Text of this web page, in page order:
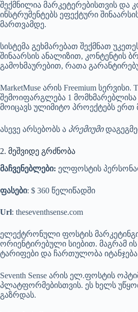
შექმნილია მარკეტერებისთვის და
ინსტრუმენტებს ეფექტური
მართვამდე.
სისტემა გეხმარებათ შექმნათ
შინაარსის ანალიზით, კონტენტის
გამოხმაურებით, რათა
MarketMuse არის Freemium სერვისი.
შემოიფარგლება 1
მოიცავს ულიმიტო პროექტებს ერთ
ასევე არსებობს ა პრემიუმი
2. მეშვიდე გრძნობა
მაჩვენებლები: ელფოსტის
ფასები: $ 360 წელიწადში
Url: theseventhsense.com
ელექტრონული ფოსტის
ორიენტირებული სიებით. მაგრამ
ტარიფები და ჩართულობა
Seventh Sense არის ელ.ფოსტის
პლატფორმებისთვის. ეს ხელს
გაზრდას.